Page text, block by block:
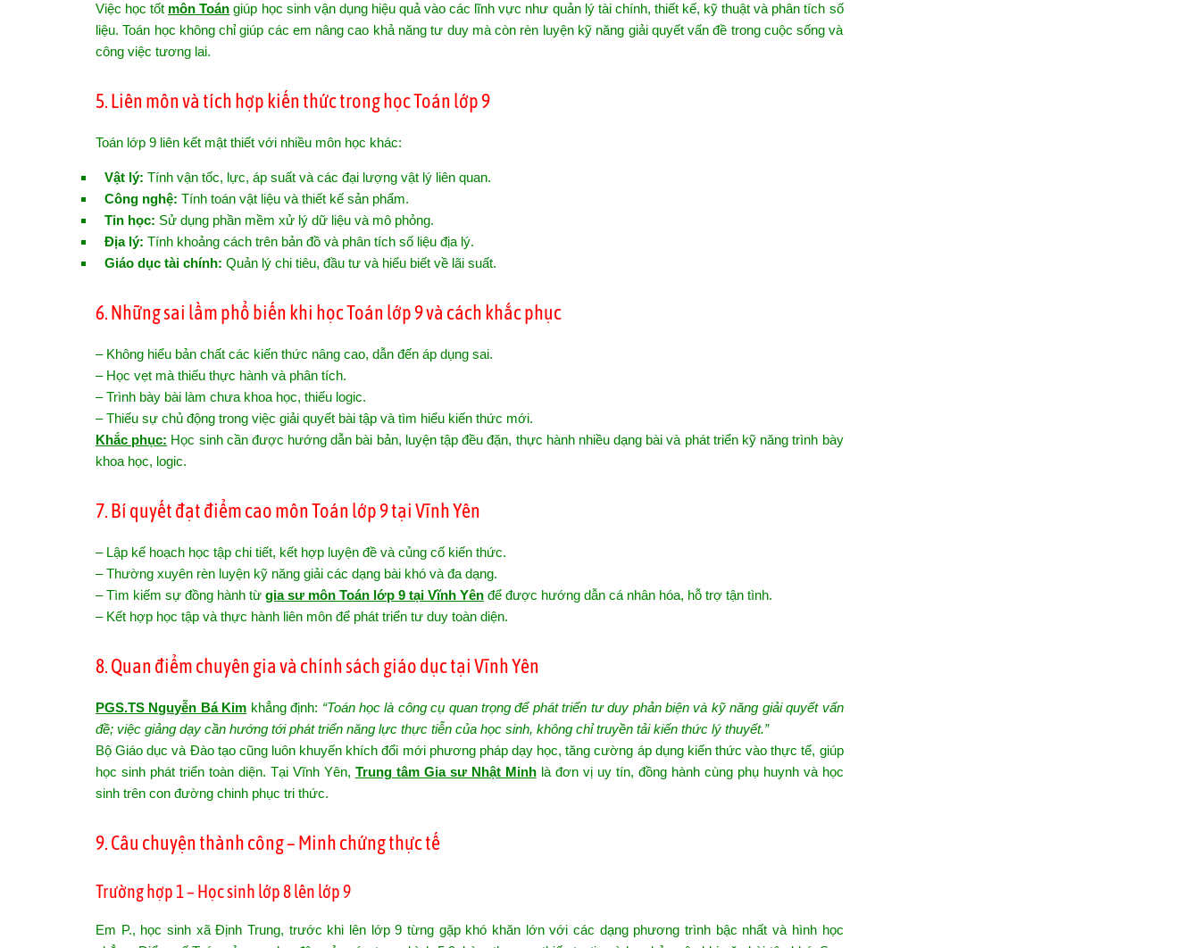
Việc học tốt môn Toán giúp học sinh vận dụng hiệu quả vào các lĩnh vực như quản lý tài chính, thiết kế, kỹ thuật và phân tích số
liệu. Toán học không chỉ giúp các em nâng cao khả năng tư duy mà còn rèn luyện kỹ năng giải quyết vấn đề trong cuộc sống và
công việc tương lai.
5. Liên môn và tích hợp kiến thức trong học Toán lớp 9
Toán lớp 9 liên kết mật thiết với nhiều môn học khác:
Vật lý: Tính vận tốc, lực, áp suất và các đại lượng vật lý liên quan.
Công nghệ: Tính toán vật liệu và thiết kế sản phẩm.
Tin học: Sử dụng phần mềm xử lý dữ liệu và mô phỏng.
Địa lý: Tính khoảng cách trên bản đồ và phân tích số liệu địa lý.
Giáo dục tài chính: Quản lý chi tiêu, đầu tư và hiểu biết về lãi suất.
6. Những sai lầm phổ biến khi học Toán lớp 9 và cách khắc phục
– Không hiểu bản chất các kiến thức nâng cao, dẫn đến áp dụng sai.
– Học vẹt mà thiếu thực hành và phân tích.
– Trình bày bài làm chưa khoa học, thiếu logic.
– Thiếu sự chủ động trong việc giải quyết bài tập và tìm hiểu kiến thức mới.
Khắc phục: Học sinh cần được hướng dẫn bài bản, luyện tập đều đặn, thực hành nhiều dạng bài và phát triển kỹ năng trình bày
khoa học, logic.
7. Bí quyết đạt điểm cao môn Toán lớp 9 tại Vĩnh Yên
– Lập kế hoạch học tập chi tiết, kết hợp luyện đề và củng cố kiến thức.
– Thường xuyên rèn luyện kỹ năng giải các dạng bài khó và đa dạng.
– Tìm kiếm sự đồng hành từ gia sư môn Toán lớp 9 tại Vĩnh Yên để được hướng dẫn cá nhân hóa, hỗ trợ tận tình.
– Kết hợp học tập và thực hành liên môn để phát triển tư duy toàn diện.
8. Quan điểm chuyên gia và chính sách giáo dục tại Vĩnh Yên
PGS.TS Nguyễn Bá Kim khẳng định: “Toán học là công cụ quan trọng để phát triển tư duy phản biện và kỹ năng giải quyết vấn
đề; việc giảng dạy cần hướng tới phát triển năng lực thực tiễn của học sinh, không chỉ truyền tải kiến thức lý thuyết.”
Bộ Giáo dục và Đào tạo cũng luôn khuyến khích đổi mới phương pháp dạy học, tăng cường áp dụng kiến thức vào thực tế, giúp
học sinh phát triển toàn diện. Tại Vĩnh Yên, Trung tâm Gia sư Nhật Minhlà đơn vị uy tín, đồng hành cùng phụ huynh và học
sinh trên con đường chinh phục tri thức.
9. Câu chuyện thành công – Minh chứng thực tế
Trường hợp 1 – Học sinh lớp 8 lên lớp 9
Em P., học sinh xã Định Trung, trước khi lên lớp 9 từng gặp khó khăn lớn với các dạng phương trình bậc nhất và hình học